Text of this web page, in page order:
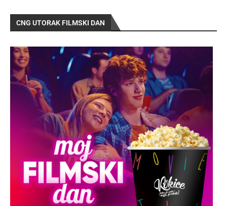
CNG UTORAK FILMSKI DAN